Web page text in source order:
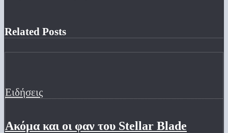
Related Posts
Ειδήσεις
Ακόμα και οι φαν του Stellar Blade